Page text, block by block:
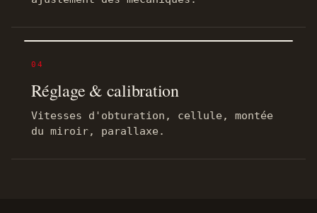
04
Réglage & calibration
Vitesses d'obturation, cellule, montée
du miroir, parallaxe.